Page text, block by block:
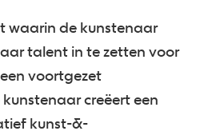
waarin de kunstenaar
talent in te zetten voor
voortgezet
creëert een
kunst-&-